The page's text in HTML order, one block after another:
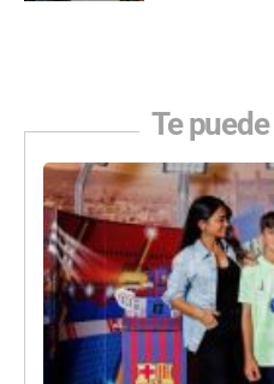
Te puede